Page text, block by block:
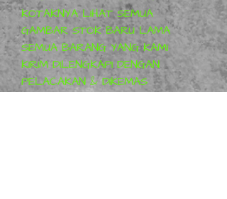
KOTAKNYA LIHAT SEMUA
GAMBAR STOK BARU LAMA
SEMUA BARANG YANG KAMI
KIRIM DILENGKAPI DENGAN
PELACAKAN & DIKEMAS